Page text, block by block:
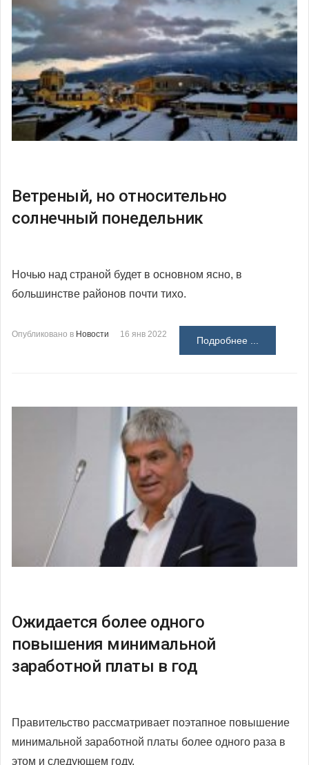
Ветреный, но относительно
солнечный понедельник
Ночью над страной будет в основном ясно, в
большинстве районов почти тихо.
Опубликовано в Новости 16 янв 2022
Подробнее ...
Ожидается более одного
повышения минимальной
заработной платы в год
Правительство рассматривает поэтапное повышение
минимальной заработной платы более одного раза в
этом и следующем году.